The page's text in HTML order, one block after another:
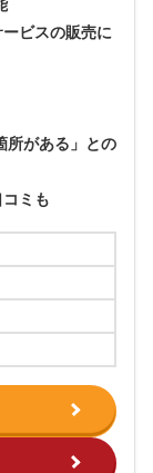
ビスの販売に
所がある」との
ミも